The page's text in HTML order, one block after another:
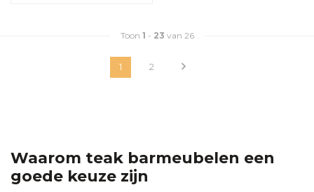
Toon 1 - 23 van 26
1 2
Waarom teak barmeubelen een
goede keuze zijn